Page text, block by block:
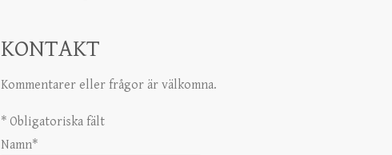
KONTAKT
Kommentarer eller frågor är välkomna.
* Obligatoriska fält
Namn*